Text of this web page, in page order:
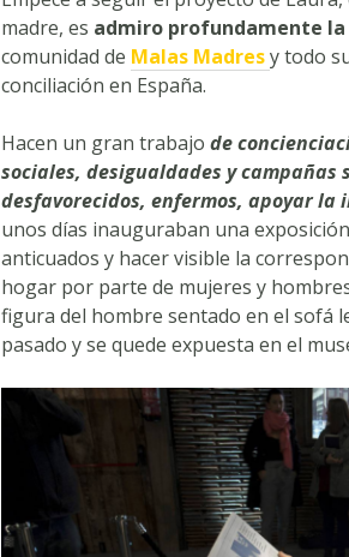
madre, es admiro profundamente
comunidad de Malas Madresy todo
conciliación en España.
Hacen un gran trabajo de
sociales, desigualdades y
desfavorecidos, enfermos, apoyar la
unos días inauguraban una
anticuados y hacer visible la
hogar por parte de mujeres y
figura del hombre sentado en el sofá
pasado y se quede expuesta en el